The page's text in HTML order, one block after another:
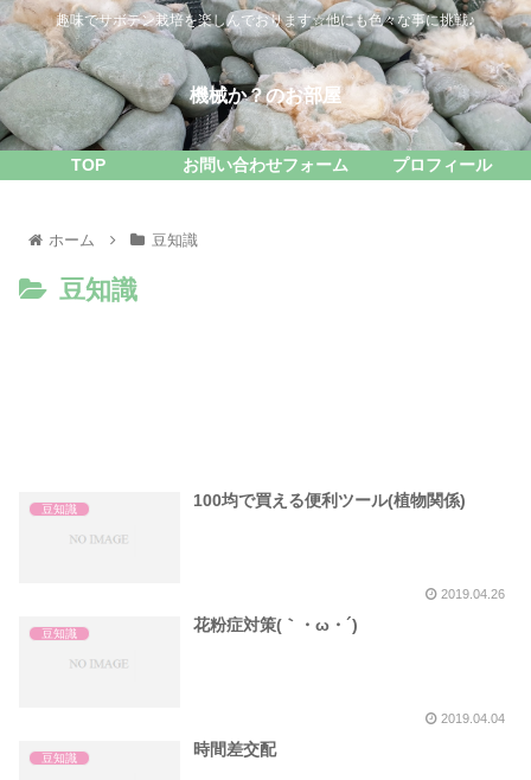
趣味でサボテン栽培を楽しんでおります☆他にも色々な事に挑戦♪
機械か？のお部屋
TOP お問い合わせフォーム プロフィール
ホーム 豆知識
豆知識
豆知識 100均で買える便利ツール(植物関係)
2019.04.26
豆知識 花粉症対策(｀・ω・´)
2019.04.04
豆知識 時間差交配